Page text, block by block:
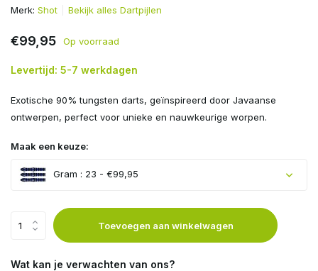
Merk: Shot Bekijk alles Dartpijlen
€99,95 Op voorraad
Levertijd: 5-7 werkdagen
Exotische 90% tungsten darts, geïnspireerd door Javaanse
ontwerpen, perfect voor unieke en nauwkeurige worpen.
Maak een keuze:
Gram : 23 - €99,95
Toevoegen aan winkelwagen
Wat kan je verwachten van ons?